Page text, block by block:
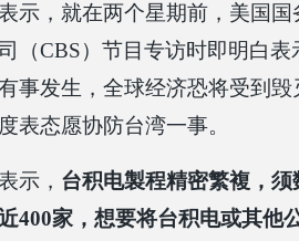
示，就在两个星期前，美国
（CBS）节目专访时即明白
事发生，全球经济恐将受到
表态愿协防台湾一事。
示， 台积电製程精密繁複，
400家，想要将台积电或其他